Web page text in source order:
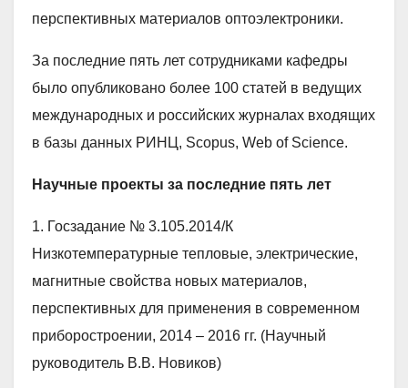
перспективных материалов оптоэлектроники.
За последние пять лет сотрудниками кафедры
было опубликовано более 100 статей в ведущих
международных и российских журналах входящих
в базы данных РИНЦ, Scopus, Web of Science.
Научные проекты за последние пять лет
1. Госзадание № 3.105.2014/К
Низкотемпературные тепловые, электрические,
магнитные свойства новых материалов,
перспективных для применения в современном
приборостроении, 2014 – 2016 гг. (Научный
руководитель В.В. Новиков)